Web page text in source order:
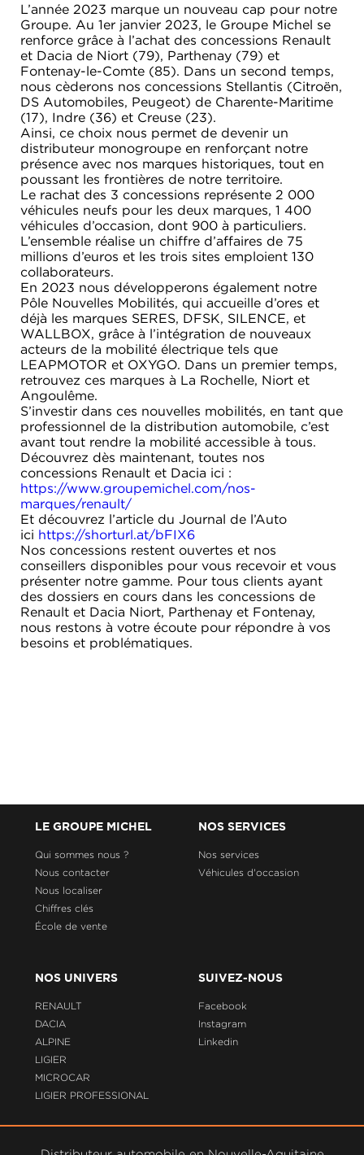
L’année 2023 marque un nouveau cap pour notre
Groupe. Au 1er janvier 2023, le Groupe Michel se
renforce grâce à l’achat des concessions Renault
et Dacia de Niort (79), Parthenay (79) et
Fontenay-le-Comte (85). Dans un second temps,
nous cèderons nos concessions Stellantis (Citroën,
DS Automobiles, Peugeot) de Charente-Maritime
(17), Indre (36) et Creuse (23).
Ainsi, ce choix nous permet de devenir un
distributeur monogroupe en renforçant notre
présence avec nos marques historiques, tout en
poussant les frontières de notre territoire.
Le rachat des 3 concessions représente 2 000
véhicules neufs pour les deux marques, 1 400
véhicules d’occasion, dont 900 à particuliers.
L’ensemble réalise un chiffre d’affaires de 75
millions d’euros et les trois sites emploient 130
collaborateurs.
En 2023 nous développerons également notre
Pôle Nouvelles Mobilités, qui accueille d’ores et
déjà les marques SERES, DFSK, SILENCE, et
WALLBOX, grâce à l’intégration de nouveaux
acteurs de la mobilité électrique tels que
LEAPMOTOR et OXYGO. Dans un premier temps,
retrouvez ces marques à La Rochelle, Niort et
Angoulême.
S’investir dans ces nouvelles mobilités, en tant que
professionnel de la distribution automobile, c’est
avant tout rendre la mobilité accessible à tous.
Découvrez dès maintenant, toutes nos
concessions Renault et Dacia ici :
https://www.groupemichel.com/nos-
marques/renault/
Et découvrez l’article du Journal de l’Auto
ici https://shorturl.at/bFIX6
Nos concessions restent ouvertes et nos
conseillers disponibles pour vous recevoir et vous
présenter notre gamme. Pour tous clients ayant
des dossiers en cours dans les concessions de
Renault et Dacia Niort, Parthenay et Fontenay,
nous restons à votre écoute pour répondre à vos
besoins et problématiques.
LE GROUPE MICHEL
Qui sommes nous ?
Nous contacter
Nous localiser
Chiffres clés
École de vente
NOS SERVICES
Nos services
Véhicules d'occasion
NOS UNIVERS
RENAULT
DACIA
ALPINE
LIGIER
MICROCAR
LIGIER PROFESSIONAL
SUIVEZ-NOUS
Facebook
Instagram
Linkedin